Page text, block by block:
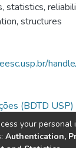
, statistics,
, structures
(BDTD USP)
your personal
Authentication,